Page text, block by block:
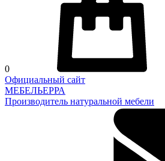
0
Официальный сайт
МЕБЕЛЬЕРРА
Производитель натуральной мебели